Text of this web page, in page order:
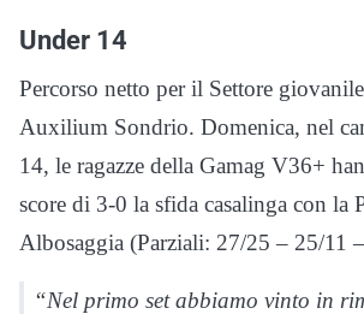
Under 14
Percorso netto per il Settore
Auxilium Sondrio. Domenica, nel
14, le ragazze della Gamag V36+
score di 3-0 la sfida casalinga con la
Albosaggia (Parziali: 27/25 – 25/11
“Nel primo set abbiamo vinto in